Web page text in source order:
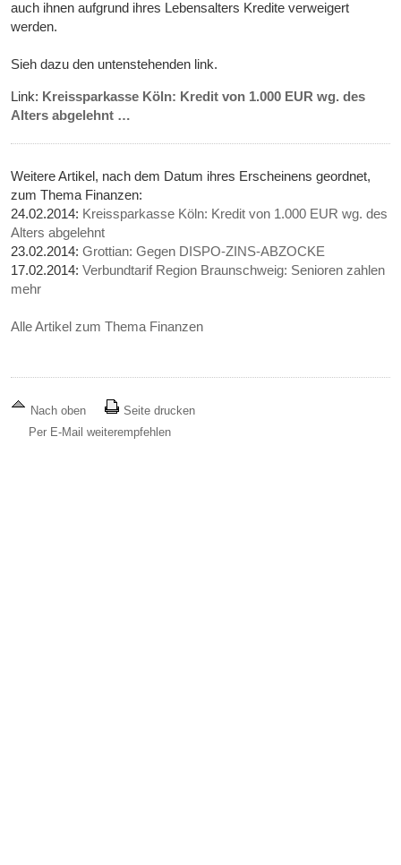
auch ihnen aufgrund ihres Lebensalters Kredite verweigert
werden.
Sieh dazu den untenstehenden link.
Link: Kreissparkasse Köln: Kredit von 1.000 EUR wg. des
Alters abgelehnt …
Weitere Artikel, nach dem Datum ihres Erscheinens geordnet,
zum Thema Finanzen:
24.02.2014: Kreissparkasse Köln: Kredit von 1.000 EUR wg. des
Alters abgelehnt
23.02.2014:Grottian: Gegen DISPO-ZINS-ABZOCKE
17.02.2014:Verbundtarif Region Braunschweig: Senioren zahlen
mehr
Alle Artikel zum Thema Finanzen
Nach oben
Seite drucken
Per E-Mail weiterempfehlen